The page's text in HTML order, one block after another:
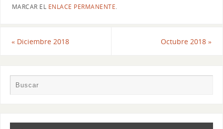
MARCAR EL ENLACE PERMANENTE.
«Diciembre 2018 Octubre 2018»